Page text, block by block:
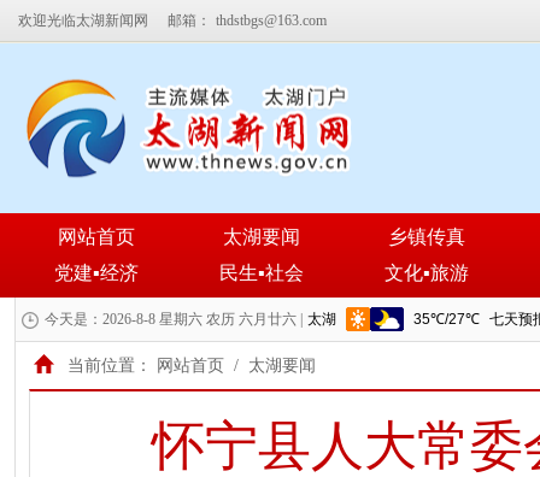
欢迎光临太湖新闻网 邮箱： thdstbgs@163.com
网站首页 太湖要闻
乡镇传真
党建▪经济
民生▪社会 文化▪旅游
今天是：2026-8-8 星期六 农历 六月廿六 |
当前位置： 网站首页 / 太湖要闻
怀宁县人大常